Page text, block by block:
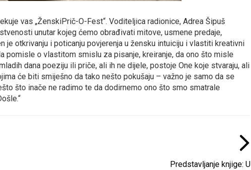
vas „ŽenskiPrič-O-Fest“. Voditeljica radionice, Adrea Šipuš
unutar kojeg ćemo obrađivati mitove, usmene predaje,
otkrivanju i poticanju povjerenja u žensku intuiciju i vlastiti kreativni
pomisle o vlastitom smislu za pisanje, kreiranje, da ono što misle
dana poeziju ili priče, ali ih ne dijele, postoje One koje stvaraju, ali
će biti smiješno da tako nešto pokušaju – važno je samo da se
što inače ne radimo te da dodirnemo ono što smo smatrale
Predstavljanje knjige: U